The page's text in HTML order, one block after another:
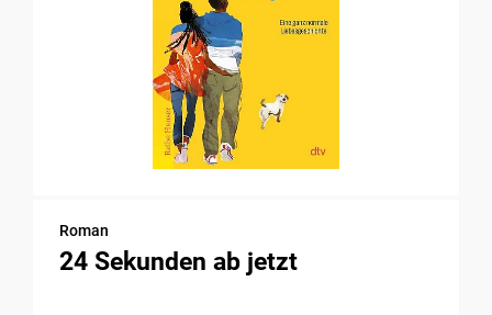
Roman
24 Sekunden ab jetzt